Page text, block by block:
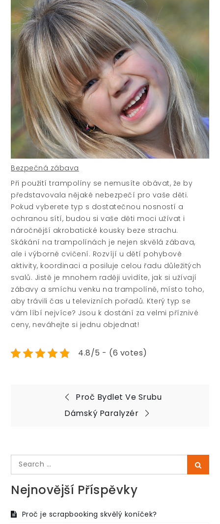
Bezpečná zábava
Při použití trampolíny se nemusíte obávat, že by
představovala nějaké nebezpečí pro vaše děti.
Pokud vyberete typ s dostatečnou nosností a
ochranou sítí, budou si vaše děti moci užívat i
náročnější akrobatické kousky beze strachu.
Skákání na trampolínách je nejen skvělá zábava,
ale i výborné cvičení. Rozvíjí u dětí pohybové
aktivity, koordinaci a posiluje celou řadu důležitých
svalů. Jistě je mnohem raději uvidíte, jak si užívají
zábavy a smíchu venku na trampolíně, místo toho,
aby trávili čas u televizních pořadů. Který typ se
vám líbí nejvíce? Jsou k dostání za velmi příznivé
ceny, neváhejte si jednu objednat!
4.8/5 - (6 votes)
NavigaceProč Bydlet Ve Srubu
Dámský Paralyzér
Search
for:
Nejnovější Příspěvky
Proč je scrapbooking skvělý koníček?